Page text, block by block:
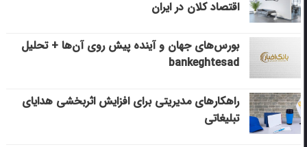
اقتصاد کلان در ایران
بورس‌های جهان و آینده پیش روی آن‌ها + تحلیل
bankeghtesad
راهکارهای مدیریتی برای افزایش اثربخشی هدایای
تبلیغاتی